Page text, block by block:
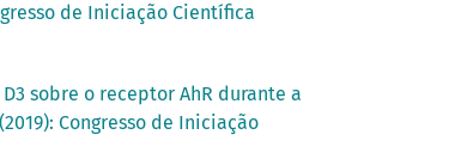
de Iniciação Científica
sobre o receptor AhR durante a
Congresso de Iniciação